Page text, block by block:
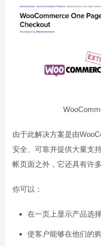
由于此解决方案是由
安全、可靠并提供大量支
帐页面之外，它还具有许
你可以：
在一页上显示产品选
使客户能够在他们的